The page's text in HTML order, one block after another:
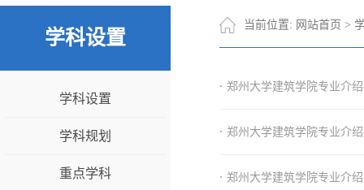
学科设置
学科设置
学科规划
重点学科
当前位置: 网站首页 >
· 郑州大学建筑学院专业介
· 郑州大学建筑学院专业介
· 郑州大学建筑学院专业介